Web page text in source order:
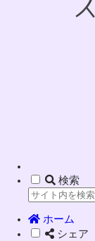
検索
ホーム
シェア